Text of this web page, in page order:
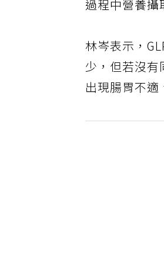
過程中營養攝
林岑表示，
少，但若沒有
出現腸胃不適